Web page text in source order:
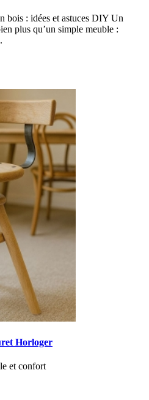
bois : idées et astuces DIY Un
plus qu’un simple meuble :
Horloger
et confort